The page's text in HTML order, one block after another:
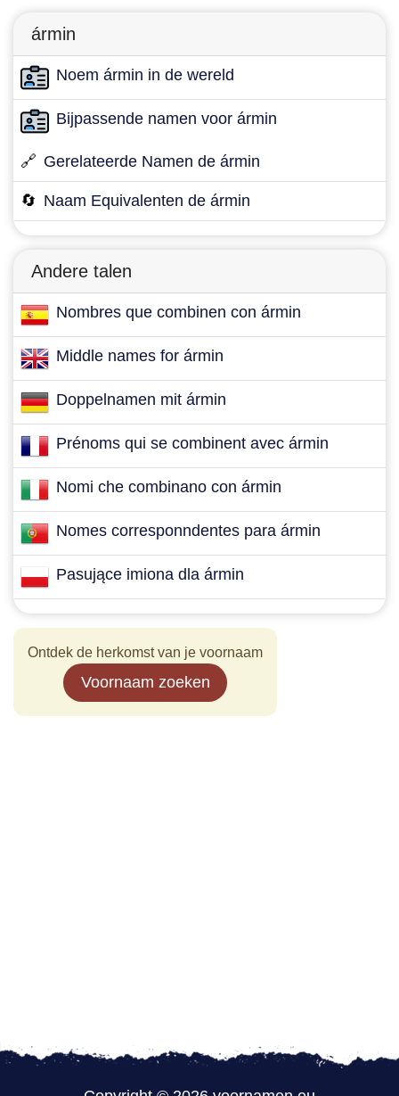
ármin
Noem ármin in de wereld
Bijpassende namen voor ármin
🔗 Gerelateerde Namen de ármin
🔄 Naam Equivalenten de ármin
Andere talen
Nombres que combinen con ármin
Middle names for ármin
Doppelnamen mit ármin
Prénoms qui se combinent avec ármin
Nomi che combinano con ármin
Nomes corresponndentes para ármin
Pasujące imiona dla ármin
Ontdek de herkomst van je voornaam
Voornaam zoeken